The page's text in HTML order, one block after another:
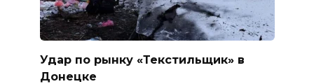
Удар по рынку «Текстильщик» в
Донецке